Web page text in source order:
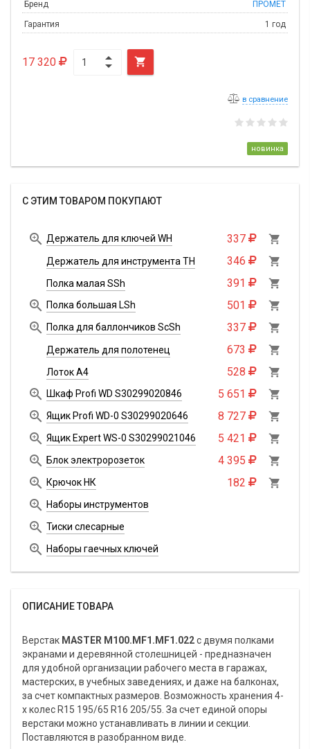
Бренд ПРОМЕТ
Гарантия 1 год
17 320 
в сравнение
новинка
С ЭТИМ ТОВАРОМ ПОКУПАЮТ
 Держатель для ключей WH 337 
Держатель для инструмента TH 346 
Полка малая SSh 391 
 Полка большая LSh 501 
 Полка для баллончиков ScSh 337 
Держатель для полотенец 673 
Лоток А4 528 
 Шкаф Profi WD S30299020846 5 651 
 Ящик Profi WD-0 S30299020646 8 727 
 Ящик Expert WS-0 S30299021046 5 421 
 Блок электророзеток 4 395 
 Крючок НК 182 
 Наборы инструментов
 Тиски слесарные
 Наборы гаечных ключей
ОПИСАНИЕ ТОВАРА
Верстак MASTER M100.MF1.MF1.022с двумя полками
экранами и деревянной столешницей - предназначен
для удобной организации рабочего места в гаражах,
мастерских, в учебных заведениях, и даже на балконах,
за счет компактных размеров. Возможность хранения 4-
х колес R15 195/65 R16 205/55. За счет единой опоры
верстаки можно устанавливать в линии и секции.
Поставляются в разобранном виде.